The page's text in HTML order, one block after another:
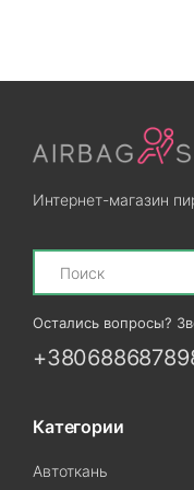
Интернет-магазин
Search
Остались вопросы?
Категории
Автоткань